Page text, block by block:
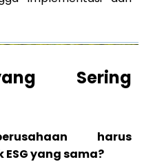
Sering
harus
yang sama?